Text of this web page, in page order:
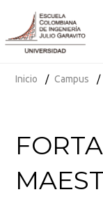
Inicio Campus